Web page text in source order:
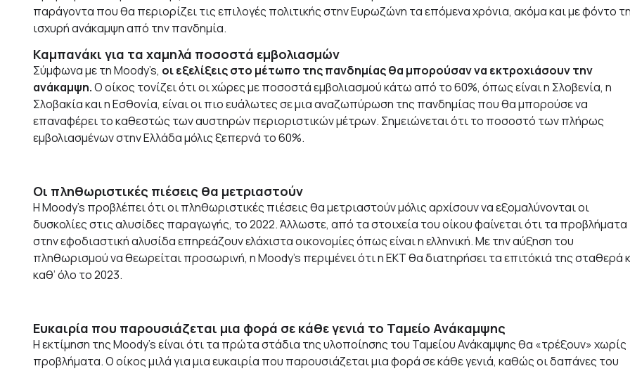
παράγοντα που θα περιορίζει τις επιλογές πολιτικής στην Ευρωζώνη τα επόμενα χρόνια, ακόμα και με φόντο
ισχυρή ανάκαμψη από την πανδημία.
Καμπανάκι για τα χαμηλά ποσοστά εμβολιασμών
Σύμφωνα με τη Moody’s, οι εξελίξεις στο μέτωπο της πανδημίας θα μπορούσαν να εκτροχιάσουν την
ανάκαμψη.Ο οίκος τονίζει ότι οι χώρες με ποσοστά εμβολιασμού κάτω από το 60%, όπως είναι η Σλοβενία, η
Σλοβακία και η Εσθονία, είναι οι πιο ευάλωτες σε μια αναζωπύρωση της πανδημίας που θα μπορούσε να
επαναφέρει το καθεστώς των αυστηρών περιοριστικών μέτρων. Σημειώνεται ότι το ποσοστό των πλήρως
εμβολιασμένων στην Ελλάδα μόλις ξεπερνά το 60%.
Οι πληθωριστικές πιέσεις θα μετριαστούν
Η Moody’s προβλέπει ότι οι πληθωριστικές πιέσεις θα μετριαστούν μόλις αρχίσουν να εξομαλύνονται οι
δυσκολίες στις αλυσίδες παραγωγής, το 2022. Άλλωστε, από τα στοιχεία του οίκου φαίνεται ότι τα προβλήματα
στην εφοδιαστική αλυσίδα επηρεάζουν ελάχιστα οικονομίες όπως είναι η ελληνική. Με την αύξηση του
πληθωρισμού να θεωρείται προσωρινή, η Moody’s περιμένει ότι η ΕΚΤ θα διατηρήσει τα επιτόκιά της σταθερά
καθ’ όλο το 2023.
Ευκαιρία που παρουσιάζεται μια φορά σε κάθε γενιά το Ταμείο Ανάκαμψης
Η εκτίμηση της Moody’s είναι ότι τα πρώτα στάδια της υλοποίησης του Ταμείου Ανάκαμψης θα «τρέξουν» χωρίς
προβλήματα. Ο οίκος μιλά για μια ευκαιρία που παρουσιάζεται μια φορά σε κάθε γενιά, καθώς οι δαπάνες του